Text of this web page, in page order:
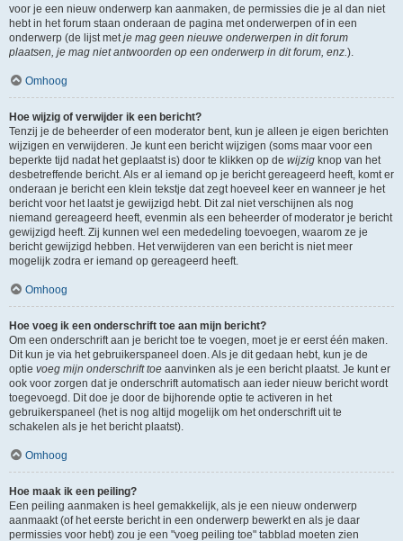
voor je een nieuw onderwerp kan aanmaken, de permissies die je al dan niet
hebt in het forum staan onderaan de pagina met onderwerpen of in een
onderwerp (de lijst metje mag geen nieuwe onderwerpen in dit forum
plaatsen, je mag niet antwoorden op een onderwerp in dit forum, enz.).
Omhoog
Hoe wijzig of verwijder ik een bericht?
Tenzij je de beheerder of een moderator bent, kun je alleen je eigen berichten
wijzigen en verwijderen. Je kunt een bericht wijzigen (soms maar voor een
beperkte tijd nadat het geplaatst is) door te klikken op de wijzig knop van het
desbetreffende bericht. Als er al iemand op je bericht gereageerd heeft, komt er
onderaan je bericht een klein tekstje dat zegt hoeveel keer en wanneer je het
bericht voor het laatst je gewijzigd hebt. Dit zal niet verschijnen als nog
niemand gereageerd heeft, evenmin als een beheerder of moderator je bericht
gewijzigd heeft. Zij kunnen wel een mededeling toevoegen, waarom ze je
bericht gewijzigd hebben. Het verwijderen van een bericht is niet meer
mogelijk zodra er iemand op gereageerd heeft.
Omhoog
Hoe voeg ik een onderschrift toe aan mijn bericht?
Om een onderschrift aan je bericht toe te voegen, moet je er eerst één maken.
Dit kun je via het gebruikerspaneel doen. Als je dit gedaan hebt, kun je de
optie voeg mijn onderschrift toe aanvinken als je een bericht plaatst. Je kunt er
ook voor zorgen dat je onderschrift automatisch aan ieder nieuw bericht wordt
toegevoegd. Dit doe je door de bijhorende optie te activeren in het
gebruikerspaneel (het is nog altijd mogelijk om het onderschrift uit te
schakelen als je het bericht plaatst).
Omhoog
Hoe maak ik een peiling?
Een peiling aanmaken is heel gemakkelijk, als je een nieuw onderwerp
aanmaakt (of het eerste bericht in een onderwerp bewerkt en als je daar
permissies voor hebt) zou je een "voeg peiling toe" tabblad moeten zien